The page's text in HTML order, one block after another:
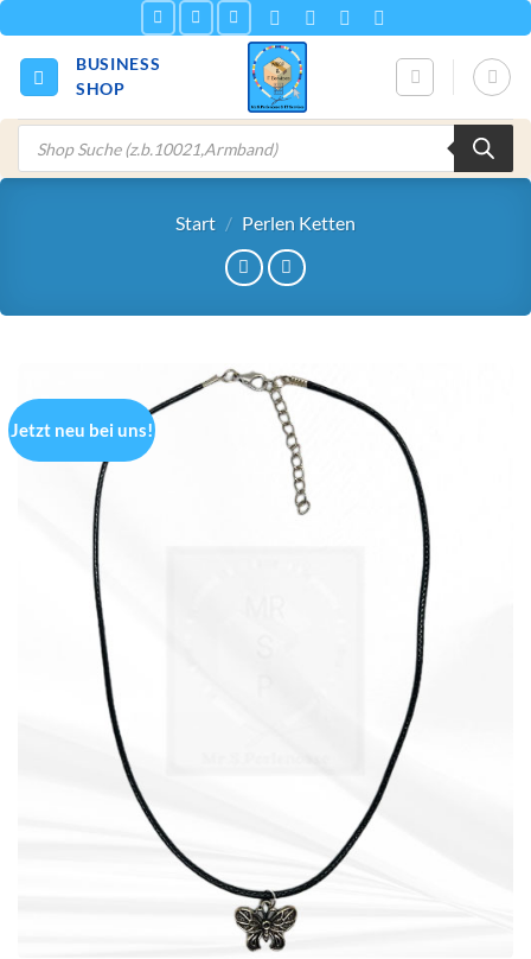
Inhalt
springen
BUSINESS
SHOP
Products
search
Start / Perlen Ketten
Jetzt neu bei uns!